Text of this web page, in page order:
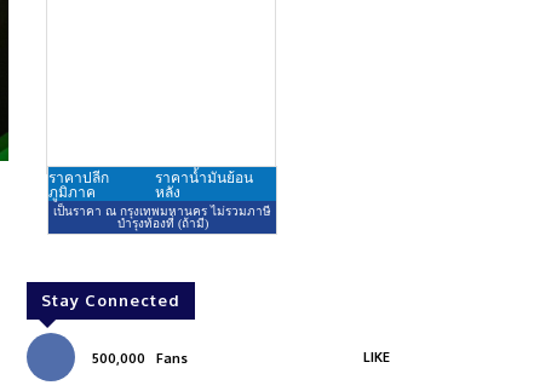
Stay Connected
500,000 Fans LIKE